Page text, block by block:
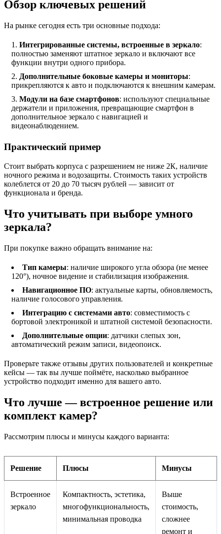
Обзор ключевых решений
На рынке сегодня есть три основные подхода:
Интегрированные системы, встроенные в зеркало:
полностью заменяют штатное зеркало и включают все
функции внутри одного прибора.
Дополнительные боковые камеры и мониторы:
прикрепляются к авто и подключаются к внешним камерам.
Модули на базе смартфонов: используют специальные
держатели и приложения, превращающие смартфон в
дополнительное зеркало с навигацией и
видеонаблюдением.
Практический пример
Стоит выбрать корпуса с разрешением не ниже 2К, наличие
ночного режима и водозащиты. Стоимость таких устройств
колеблется от 20 до 70 тысяч рублей — зависит от
функционала и бренда.
Что учитывать при выборе умного
зеркала?
При покупке важно обращать внимание на:
Тип камеры: наличие широкого угла обзора (не менее
120°), ночное видение и стабилизация изображения.
Навигационное ПО: актуальные карты, обновляемость,
наличие голосового управления.
Интеграцию с системами авто: совместимость с
бортовой электроникой и штатной системой безопасности.
Дополнительные опции: датчики слепых зон,
автоматический режим записи, видеопоиск.
Проверьте также отзывы других пользователей и конкретные
кейсы — так вы лучше поймёте, насколько выбранное
устройство подходит именно для вашего авто.
Что лучше — встроенное решение или
комплект камер?
Рассмотрим плюсы и минусы каждого варианта:
Решение Плюсы Минусы
Встроенное
зеркало
Компактность, эстетика,
многофункциональность,
минимальная проводка
Выше
стоимость,
сложнее
ремонт и